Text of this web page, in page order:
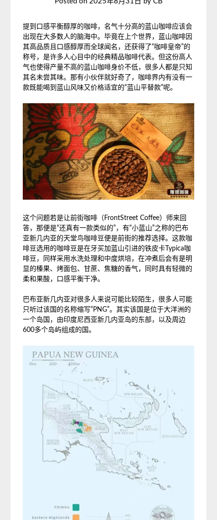
提到口感平衡醇厚的咖啡，名气十分高的蓝山咖啡应该会
出现在大多数人的脑海中。毕竟在上个世界，蓝山咖啡因
其高品质且口感醇厚而全球闻名，还获得了“咖啡皇帝”的
称号，是许多人心目中的经典精品咖啡代表。但这份高人
气也使得产量不高的蓝山咖啡身价不低，很多人都是只知
其名未尝其味。那有小伙伴就好奇了，咖啡界内有没有一
款既能喝到蓝山风味又价格适宜的“蓝山平替款”呢。
这个问题若是让前街咖啡（FrontStreet Coffee）师来回
答，那便是“还真有一款类似的”，有“小蓝山”之称的巴布
亚新几内亚的天堂鸟咖啡豆便是前街的推荐选择。这款咖
啡豆选用的咖啡豆是在牙买加蓝山引进的铁皮卡Typica咖
啡豆，同样采用水洗处理和中度烘培，在冲煮后会有是明
显的榛果、烤面包、甘蔗、焦糖的香气，同时具有轻微的
柔和果酸，口感平衡干净。
巴布亚新几内亚对很多人来说可能比较陌生，很多人可能
只听过该国的名称缩写“PNG”。其实该国是位于大洋洲的
一个岛国，由印度尼西亚新几内亚岛的东部，以及周边
600多个岛屿组成的国。